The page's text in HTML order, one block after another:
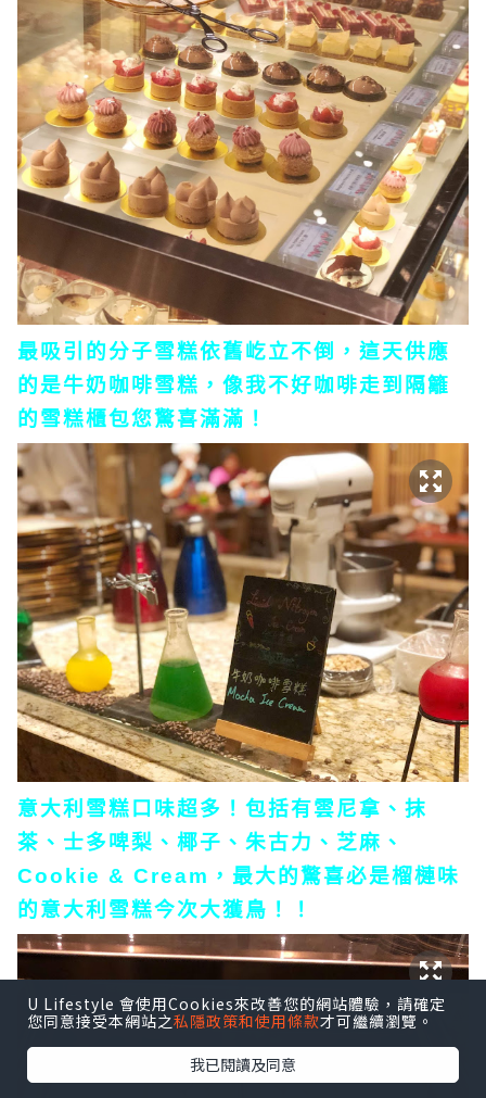
最吸引的分子雪糕依舊屹立不倒，這天供應
的是牛奶咖啡雪糕，像我不好咖啡走到隔籬
的雪糕櫃包您驚喜滿滿！
意大利雪糕口味超多！包括有雲尼拿、抹
茶、士多啤梨、椰子、朱古力、芝麻、
Cookie & Cream，最大的驚喜必是榴槤味
的意大利雪糕今次大獲鳥！！
U Lifestyle 會使用Cookies來改善您的網站體驗，請確定
您同意接受本網站之私隱政策和使用條款才可繼續瀏覽。
我已閱讀及同意